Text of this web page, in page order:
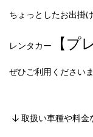
ちょっとしたお出掛
レンタカー 【プ
ぜひご利用ください
↓ 取扱い車種や料金